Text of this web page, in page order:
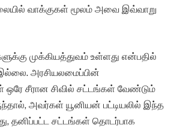
வாக்குகள் மூலம் அவை இவ்வாறு
முக்கியத்துவம் உள்ளது என்பதில்
அரசியலமைப்பின்
ஒரே சீரான சிவில் சட்டங்கள் வேண்டும்
அவர்கள் யூனியன் பட்டியலில் இந்த
தனிப்பட்ட சட்டங்கள் தொடர்பாக